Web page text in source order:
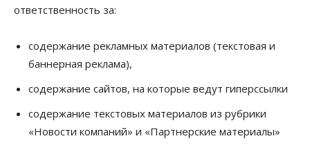
Расходы новосибирцев на спорт выросли на 40%
за полгода
07 Августа 2026, 14:35
07 Августа 2026, 14:00
ответственность за:
содержание рекламных материалов (текстовая и
баннерная реклама),
содержание сайтов, на которые ведут гиперссылки
содержание текстовых материалов из рубрики
«Новости компаний» и «Партнерские материалы»